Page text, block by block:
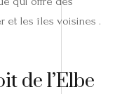
et les îles voisines .
de l’Elbe